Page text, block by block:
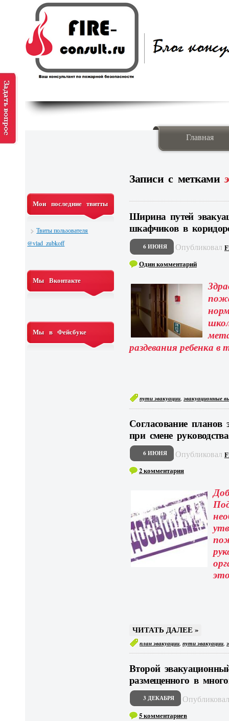
Главная
Записи с метками
Ширина путей
шкафчиков в
6 ИЮНЯ Опубликовал
Один комментарий
раздевания ребенка в
пути эвакуации,эвакуационные
Согласование
при смене
6 ИЮНЯ Опубликовал
2 комментария
ЧИТАТЬ ДАЛЕЕ »
план эвакуации,пути эвакуации,
Второй
размещенного в
3 ДЕКАБРЯ
5 комментариев
Мои последние твитты
Твиты пользователя
@vlad_zubkoff
Мы Вконтакте
Мы в Фейсбуке